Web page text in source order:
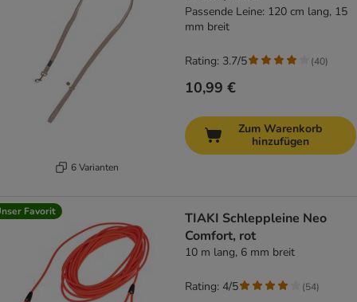
6 Varianten
Passende Leine: 120 cm lang, 15
mm breit
10,99 €
Rating: 3.7/5 (40)
Zum Warenkorb
hinzufügen
Favorit
TIAKI Schleppleine Neo
Comfort, rot
10 m lang, 6 mm breit
Rating: 4/5 (54)